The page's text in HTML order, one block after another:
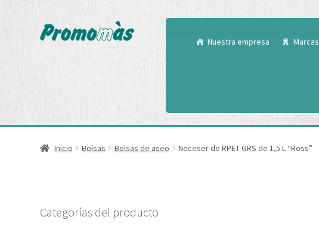
Nuestra empresa Marcas
Inicio Bolsas Bolsas de aseo Neceser de RPET GRS de 1,5 L “Ross”
Categorías del producto